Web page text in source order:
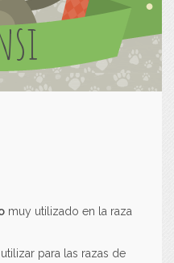
muy utilizado en la raza
para las razas de